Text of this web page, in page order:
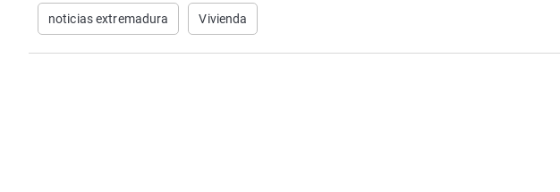
noticias extremadura Vivienda